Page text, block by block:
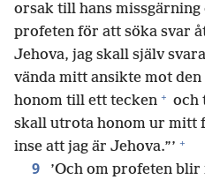
orsak till hans
profeten för att söka svar
Jehova, jag skall själv
vända mitt ansikte mot den
honom till ett tecken + och
skall utrota honom ur mitt
inse att jag är Jehova.”’ +
9
’Och om profeten